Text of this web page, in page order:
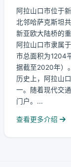
阿拉山口市位于
北邻哈萨克斯坦
新亚欧大陆桥的重
阿拉山口市隶属
市总面积为1204
据截至2020年）。
历史上，阿拉山
一。随着现代交
门户。...
查看更多介绍